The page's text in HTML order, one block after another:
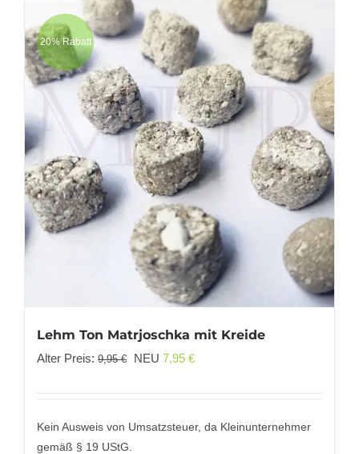
20% Rabatt
Lehm Ton Matrjoschka mit Kreide
Alter Preis: 9,95€
Ursprünglicher
9,95 €
NEU 7,95 €Aktueller
7,95 €.
Kein Ausweis von Umsatzsteuer, da Kleinunternehmer
gemäß § 19 UStG.